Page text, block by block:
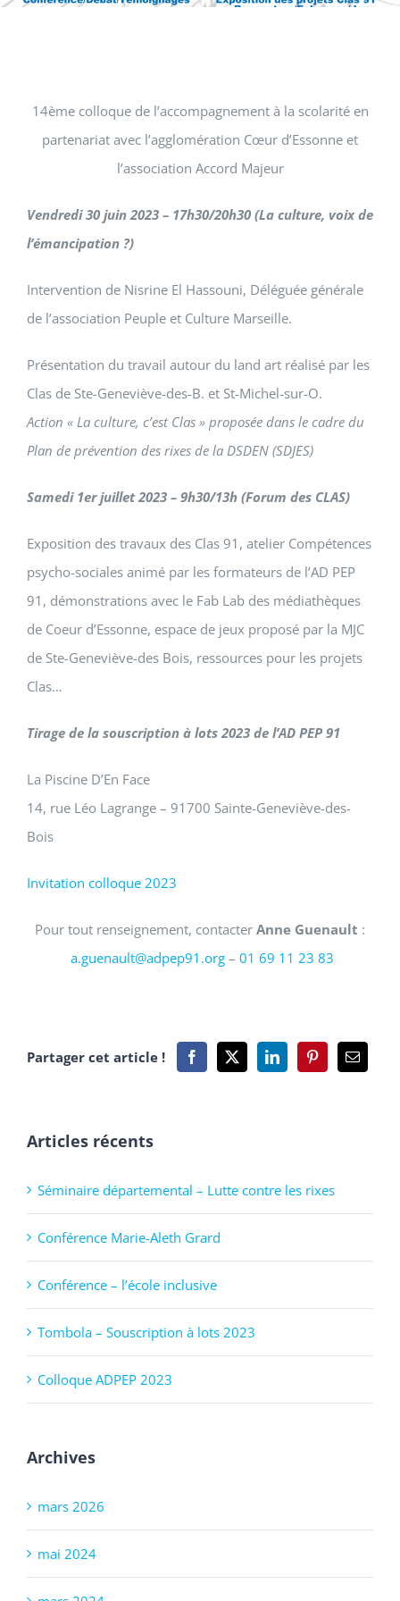
14ème colloque de l’accompagnement à la scolarité en
partenariat avec l’agglomération Cœur d’Essonne et
l’association Accord Majeur
Vendredi 30 juin 2023 – 17h30/20h30 (La culture, voix de
l’émancipation ?)
Intervention de Nisrine El Hassouni, Déléguée générale
de l’association Peuple et Culture Marseille.
Présentation du travail autour du land art réalisé par les
Clas de Ste-Geneviève-des-B. et St-Michel-sur-O.
Action « La culture, c’est Clas » proposée dans le cadre du
Plan de prévention des rixes de la DSDEN (SDJES)
Samedi 1er juillet 2023 – 9h30/13h (Forum des CLAS)
Exposition des travaux des Clas 91, atelier Compétences
psycho-sociales animé par les formateurs de l’AD PEP
91, démonstrations avec le Fab Lab des médiathèques
de Coeur d’Essonne, espace de jeux proposé par la MJC
de Ste-Geneviève-des Bois, ressources pour les projets
Clas…
Tirage de la souscription à lots 2023 de l’AD PEP 91
La Piscine D’En Face
14, rue Léo Lagrange – 91700 Sainte-Geneviève-des-
Bois
Invitation colloque 2023
Pour tout renseignement, contacter Anne Guenault :
a.guenault@adpep91.org– 01 69 11 23 83
Partager cet article !
Articles récents
Séminaire départemental – Lutte contre les rixes
Conférence Marie-Aleth Grard
Conférence – l’école inclusive
Tombola – Souscription à lots 2023
Colloque ADPEP 2023
Archives
mars 2026
mai 2024